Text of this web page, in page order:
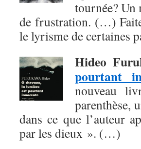
tournée? Un
de frustration. (…)
le lyrisme de certaines
Hideo
pourtant
nouveau
parenthèse,
dans ce que l’auteur
par les dieux ». (…)